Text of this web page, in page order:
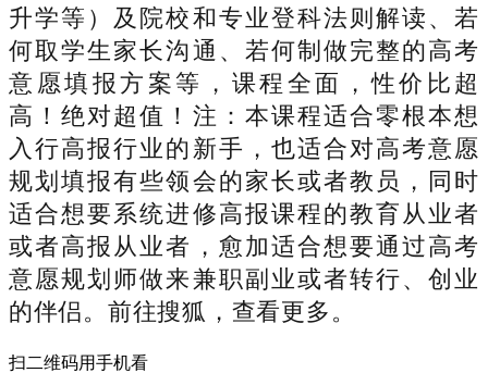
升学等）及院校和专业登科法则解读、若
何取学生家长沟通、若何制做完整的高考
意愿填报方案等，课程全面，性价比超
高！绝对超值！注：本课程适合零根本想
入行高报行业的新手，也适合对高考意愿
规划填报有些领会的家长或者教员，同时
适合想要系统进修高报课程的教育从业者
或者高报从业者，愈加适合想要通过高考
意愿规划师做来兼职副业或者转行、创业
的伴侣。前往搜狐，查看更多。
扫二维码用手机看